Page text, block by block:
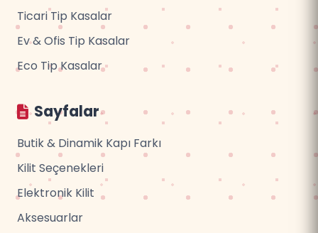
Ticari Tip Kasalar
Ev & Ofis Tip Kasalar
Eco Tip Kasalar
Sayfalar
Butik & Dinamik Kapı Farkı
Kilit Seçenekleri
Elektronik Kilit
Aksesuarlar